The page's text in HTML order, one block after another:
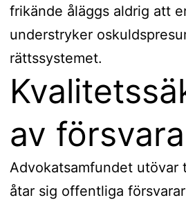
frikände åläggs aldrig att
understryker
rättssystemet.
av
Advokatsamfundet utövar
åtar sig offentliga